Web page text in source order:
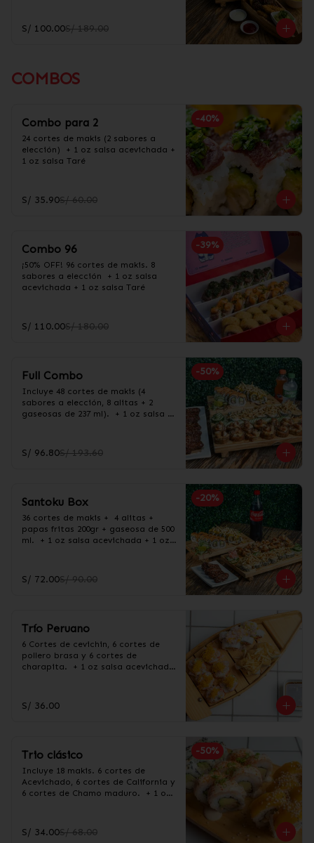
S/ 100.00S/ 189.00
COMBOS
-40%
Combo para 2
24 cortes de makis (2 sabores a
elección)  + 1 oz salsa acevichada +
1 oz salsa Taré
S/ 35.90S/ 60.00
-39%
Combo 96
¡50% OFF! 96 cortes de makis. 8
sabores a elección  + 1 oz salsa
acevichada + 1 oz salsa Taré
S/ 110.00S/ 180.00
-50%
Full Combo
Incluye 48 cortes de makis (4
sabores a elección, 8 alitas + 2
gaseosas de 237 ml).  + 1 oz salsa
S/ 96.80S/ 193.60
-20%
Santoku Box
36 cortes de makis +  4 alitas +
papas fritas 200gr + gaseosa de 500
ml.  + 1 oz salsa acevichada + 1 oz
S/ 72.00S/ 90.00
Trío Peruano
6 Cortes de cevichin, 6 cortes de
pollero brasa y 6 cortes de
charapita.  + 1 oz salsa acevichada
S/ 36.00
-50%
Trio clásico
Incluye 18 makis. 6 cortes de
Acevichado, 6 cortes de California y
6 cortes de Chamo maduro.  + 1 oz
S/ 34.00S/ 68.00